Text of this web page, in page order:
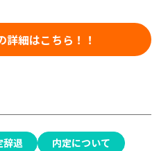
詳細はこちら！！
辞退 内定について